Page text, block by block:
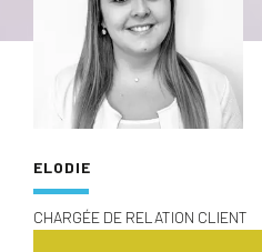
ELODIE
CHARGÉE DE RELATION CLIENT